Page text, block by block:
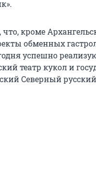
кроме
обменных
успешно
театр кукол и
Северный